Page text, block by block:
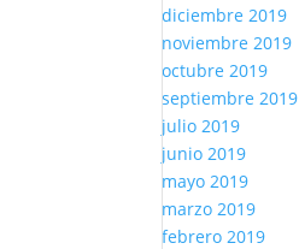
diciembre 2019
noviembre 2019
octubre 2019
septiembre 2019
julio 2019
junio 2019
mayo 2019
marzo 2019
febrero 2019